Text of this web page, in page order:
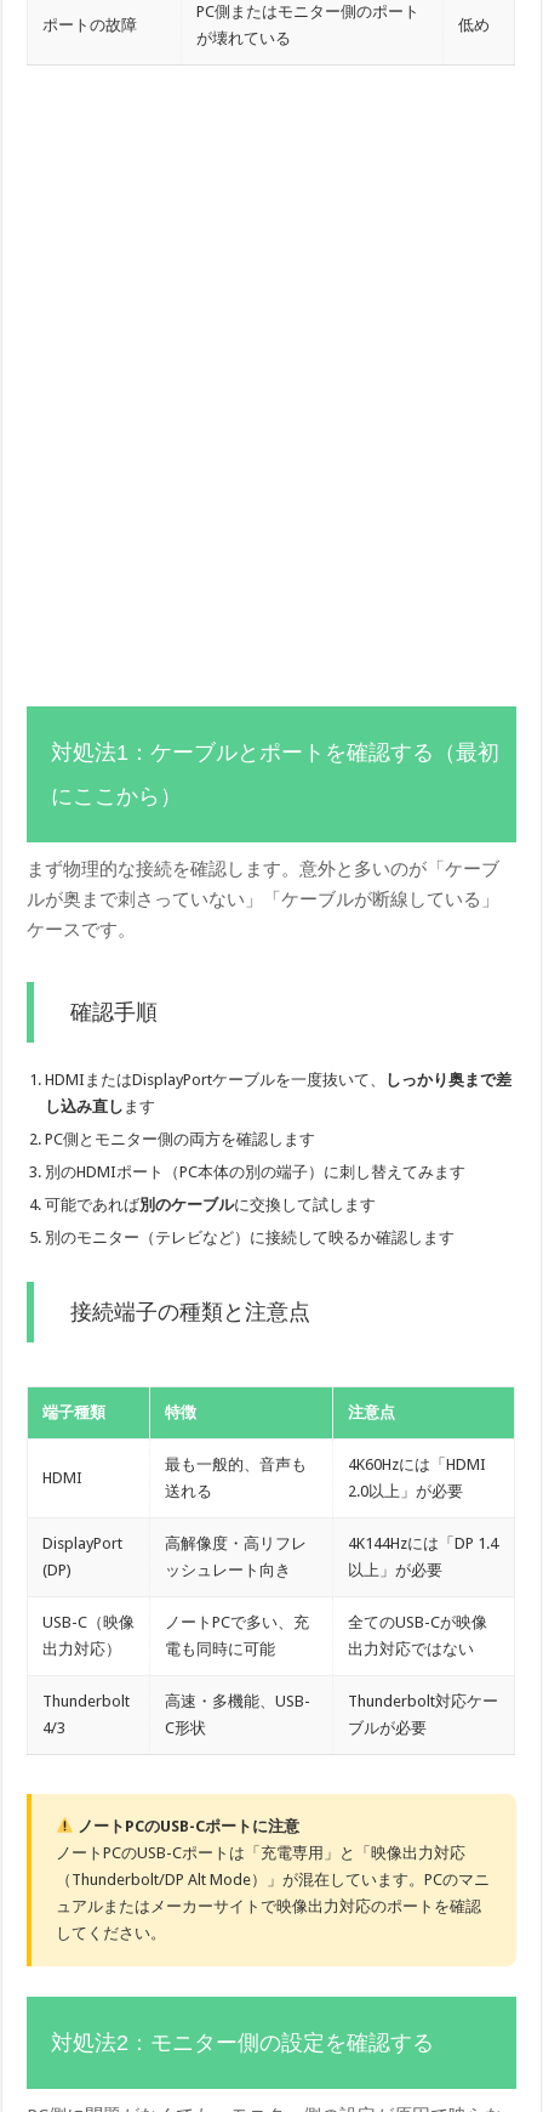
ポートの故障
PC側またはモニター側のポート
が壊れている
低め
対処法1：ケーブルとポートを確認する（最初
にここから）
まず物理的な接続を確認します。意外と多いのが「ケーブ
ルが奥まで刺さっていない」「ケーブルが断線している」
ケースです。
確認手順
HDMIまたはDisplayPortケーブルを一度抜いて、
しっかり奥まで差
し込み直し ます
PC側とモニター側の両方を確認します
別のHDMIポート（PC本体の別の端子）に刺し替えてみます
可能であれば別のケーブルに交換して試します
別のモニター（テレビなど）に接続して映るか確認します
接続端子の種類と注意点
端子種類 特徴 注意点
HDMI
最も一般的、音声も
送れる
4K60Hzには「HDMI
2.0以上」が必要
DisplayPort
(DP)
高解像度・高リフレ
ッシュレート向き
4K144Hzには「DP 1.4
以上」が必要
USB-C（映像
出力対応）
ノートPCで多い、充
電も同時に可能
全てのUSB-Cが映像
出力対応ではない
Thunderbolt
4/3
高速・多機能、USB-
C形状
Thunderbolt対応ケー
ブルが必要
ノートPCのUSB-Cポートに注意
ノートPCのUSB-Cポートは「充電専用」と「映像出力対応
（Thunderbolt/DP Alt Mode）」が混在しています。PCのマニ
ュアルまたはメーカーサイトで映像出力対応のポートを確認
してください。
対処法2：モニター側の設定を確認する